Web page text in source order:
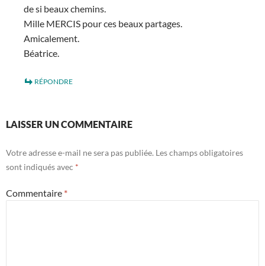
de si beaux chemins.
Mille MERCIS pour ces beaux partages.
Amicalement.
Béatrice.
RÉPONDRE
LAISSER UN COMMENTAIRE
Votre adresse e-mail ne sera pas publiée. Les champs obligatoires
sont indiqués avec *
Commentaire *